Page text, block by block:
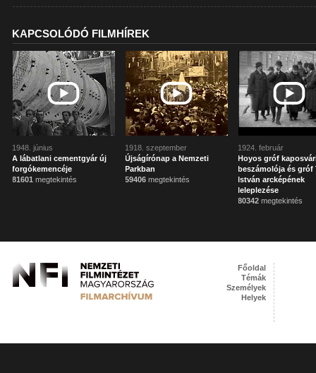
KAPCSOLÓDÓ FILMHÍREK
1948. június
A lábatlani cementgyár új
forgókemencéje
81601 megtekintés
1918. szeptember
Újságírónap a Nemzeti
Parkban
59406 megtekintés
1924. február
Hoyos gróf
beszámolója és gróf
István arcképének
leleplezése
80342 megtekintés
Főoldal
Témák
Személyek
Helyek